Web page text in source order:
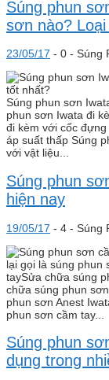
Súng phun
sơn nào?
23/05/17 - 0 - Súng
Súng phun sơn
phun sơn Iwata đi
đi kèm với cốc
áp suất thấp Súng
với vật liệu...
Súng phun
hiện nay
19/05/17 - 4 - Súng
lại gọi là súng phun
taySửa chữa súng
chữa súng phun
phun sơn Anest
phun sơn cầm tay...
Súng phun
dụng trong